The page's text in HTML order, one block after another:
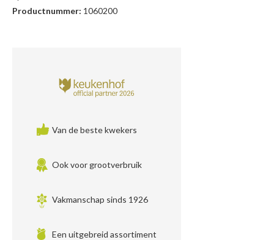
Productnummer: 1060200
Van de beste kwekers
Ook voor grootverbruik
Vakmanschap sinds 1926
Een uitgebreid assortiment